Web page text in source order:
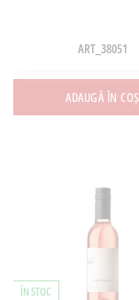
ART_38051
ADAUGĂ ÎN COȘ
ÎN STOC